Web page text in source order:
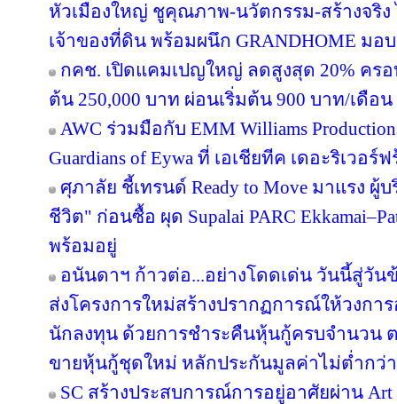
หัวเมืองใหญ่ ชูคุณภาพ-นวัตกรรม-สร้างจริง
เจ้าของที่ดิน พร้อมผนึก GRANDHOME ม
กคช. เปิดแคมเปญใหญ่ ลดสูงสุด 20% ครอ
ต้น 250,000 บาท ผ่อนเริ่มต้น 900 บาท/เดือน
AWC ร่วมมือกับ EMM Williams
Guardians of Eywa ที่ เอเชียทีค เดอะริเวอ
ศุภาลัย ชี้เทรนด์ Ready to Move มาแรง
ชีวิต" ก่อนซื้อ ผุด Supalai PARC
พร้อมอยู่
อนันดาฯ ก้าวต่อ...อย่างโดดเด่น วันนี้สู่วัน
ส่งโครงการใหม่สร้างปรากฏการณ์ให้วงกา
นักลงทุน ด้วยการชำระคืนหุ้นกู้ครบจำนวน
ขายหุ้นกู้ชุดใหม่ หลักประกันมูลค่าไม่ต่ำกว่า
SC สร้างประสบการณ์การอยู่อาศัยผ่าน Art